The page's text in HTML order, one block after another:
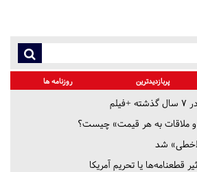
پربازدیدترین روزنامه ها
و ملاقات به هر قیمت» چیست؟
شد
قطعنامه‌ها یا تحریم‌ آمریکا